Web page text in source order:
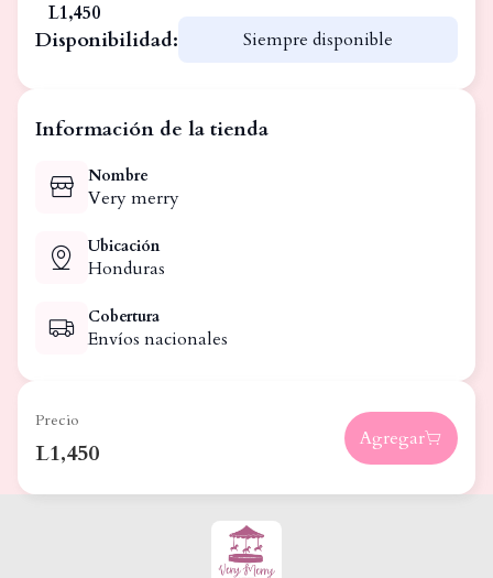
L1,450
Disponibilidad: Siempre disponible
Información de la tienda
Nombre
Very merry
Ubicación
Honduras
Cobertura
Envíos nacionales
Precio
L1,450
Agregar